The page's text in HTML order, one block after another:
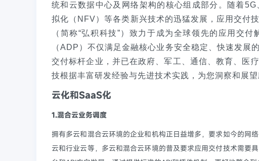
统和云数据中心及网络架构的核心组成部分。随着
拟化（NFV）等各类新兴技术的迅猛发展，应用交付
（简称“弘积科技”）致力于成为全球领先的应用交
（ADP）不仅满足金融核心业务安全稳定、快速发展
交付标杆企业，并已在政府、军工、通信、教育、医
技根据丰富研发经验与先进技术实践，为您洞察和展
云化和SaaS化
1.混合云业务调度
拥有多云和混合云环境的企业和机构正日益增多，要求如今的网
云和行业云等，多云和混合云环境的普及要求应用交付技术需要